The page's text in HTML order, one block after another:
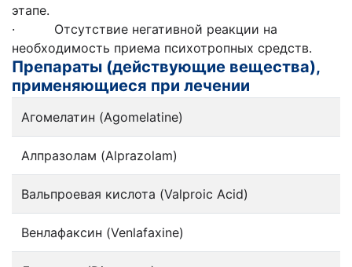
этапе.
· Отсутствие негативной реакции на
необходимость приема психотропных средств.
Препараты (действующие вещества),
применяющиеся при лечении
Агомелатин (Agomelatine)
Алпразолам (Alprazolam)
Вальпроевая кислота (Valproic Acid)
Венлафаксин (Venlafaxine)